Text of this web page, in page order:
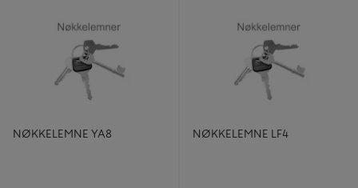
NØKKELEMNE YA8 NØKKELEMNE LF4